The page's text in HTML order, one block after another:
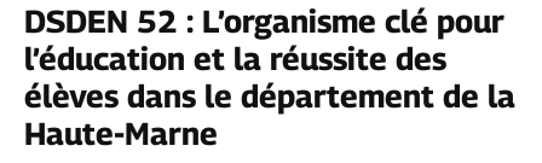
DSDEN 52 : L’organisme clé pour
l’éducation et la réussite des
élèves dans le département de la
Haute-Marne